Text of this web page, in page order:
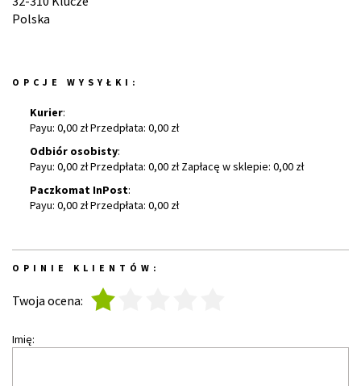
Polska
OPCJE WYSYŁKI:
Kurier:
Payu: 0,00 zł Przedpłata: 0,00 zł
Odbiór osobisty:
Payu: 0,00 zł Przedpłata: 0,00 zł Zapłacę w sklepie: 0,00 zł
Paczkomat InPost:
Payu: 0,00 zł Przedpłata: 0,00 zł
OPINIE KLIENTÓW:
Twoja ocena:
Imię: